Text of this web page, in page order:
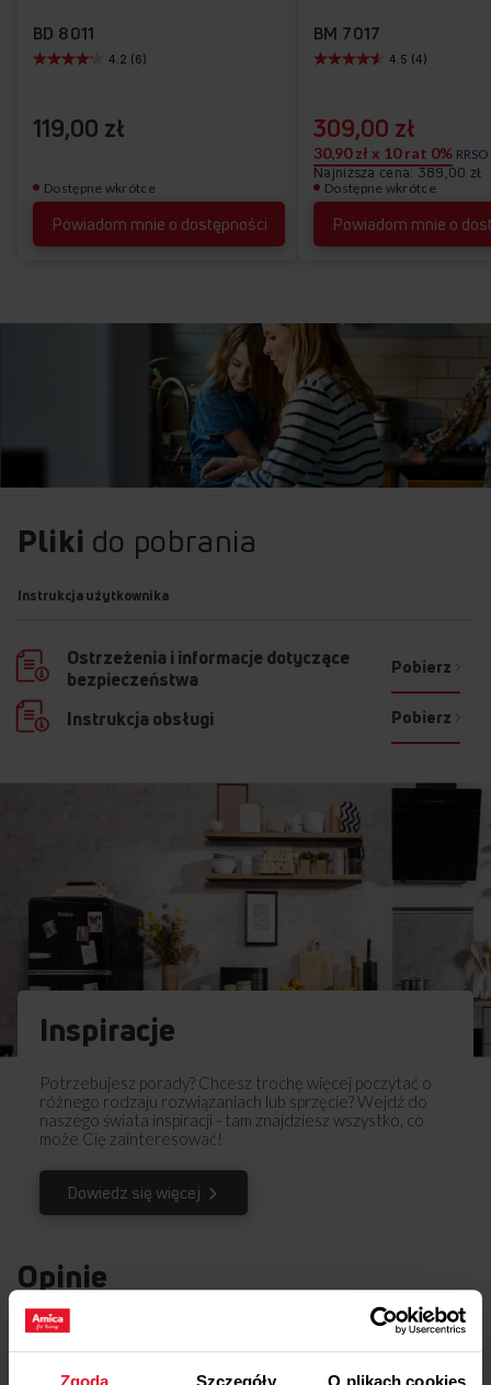
Zgoda Szczegóły O plikach cookies
Dostępne wkrótce
BD 8011
Powiadom mnie o dostępności
4.2 (6)
119,00 zł
ulubionych
Najniższa cena: 389,00 zł
Dostępne wkrótce
BM 7017
Powiadom mnie o
4.5 (4)
309,00 zł
30,90 zł x 10 rat 0% RRSO
Pliki do pobrania
Instrukcja użytkownika
Ostrzeżenia i informacje dotyczące
bezpieczeństwa
Pobierz
Instrukcja obsługi Pobierz
Inspiracje
Potrzebujesz porady? Chcesz trochę więcej poczytać o
różnego rodzaju rozwiązaniach lub sprzęcie? Wejdź do
naszego świata inspiracji - tam znajdziesz wszystko, co
może Cię zainteresować!
Dowiedz się więcej
Opinie
swoją opinią o